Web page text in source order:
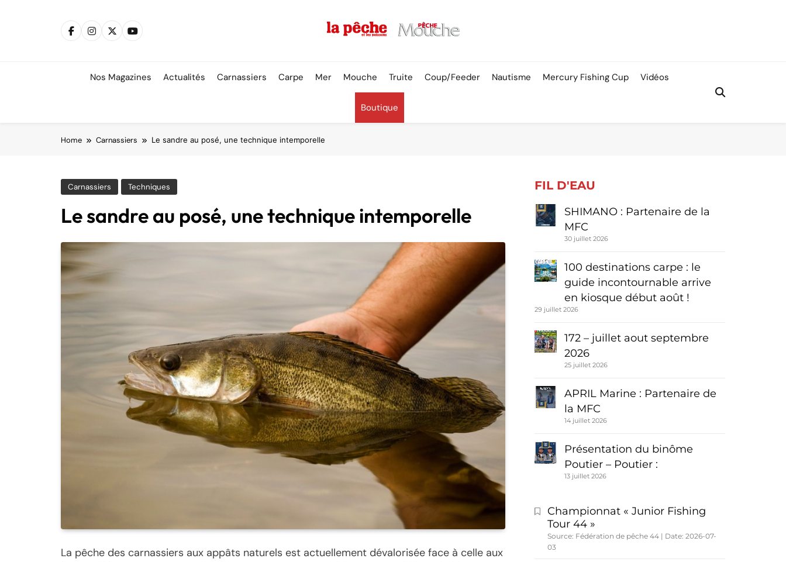
Nos Magazines Actualités Carnassiers Carpe Mer Mouche Truite Coup/Feeder Nautisme Mercury Fishing Cup Vidéos
Boutique
Home Carnassiers Le sandre au posé, une technique intemporelle
Carnassiers Techniques
Le sandre au posé, une technique intemporelle
La pêche des carnassiers aux appâts naturels est actuellement dévalorisée face à celle aux
FIL D'EAU
SHIMANO : Partenaire de la
MFC
30 juillet 2026
100 destinations carpe : le
guide incontournable arrive
en kiosque début août !
29 juillet 2026
172 – juillet aout septembre
2026
25 juillet 2026
APRIL Marine : Partenaire de
la MFC
14 juillet 2026
Présentation du binôme
Poutier – Poutier :
13 juillet 2026
Championnat « Junior Fishing
Tour 44 »
Source: Fédération de pêche 44
Date: 2026-07-
03